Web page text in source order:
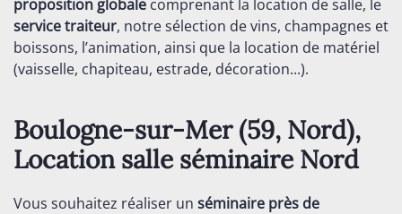
proposition globale comprenant la location de salle, le
service traiteur, notre sélection de vins, champagnes et
boissons, l’animation, ainsi que la location de matériel
(vaisselle, chapiteau, estrade, décoration...).
Boulogne-sur-Mer (59, Nord),
Location salle séminaireNord
Vous souhaitez réaliser un séminaire près de